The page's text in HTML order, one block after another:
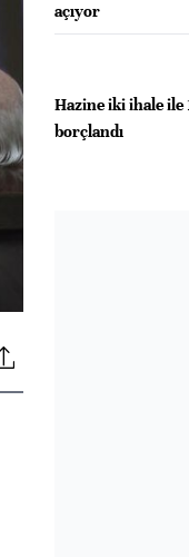
açıyor
Hazine iki ihale ile
borçlandı